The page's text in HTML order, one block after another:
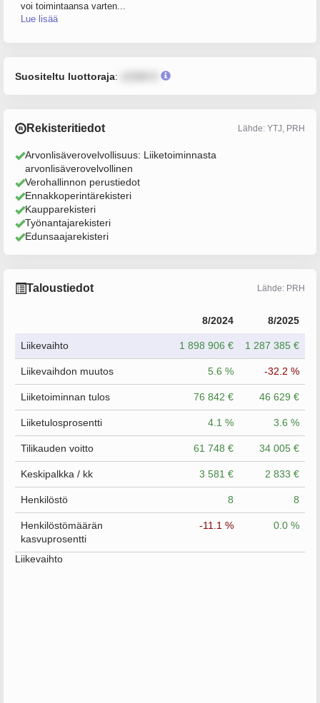
voi toimintaansa varten...
Lue lisää
Suositeltu luottoraja:
Rekisteritiedot Lähde: YTJ, PRH
Arvonlisäverovelvollisuus: Liiketoiminnasta
arvonlisäverovelvollinen
Verohallinnon perustiedot
Ennakkoperintärekisteri
Kaupparekisteri
Työnantajarekisteri
Edunsaajarekisteri
Taloustiedot Lähde: PRH
8/2024 8/2025
Liikevaihto 1 898 906 € 1 287 385 €
Liikevaihdon muutos 5.6 % -32.2 %
Liiketoiminnan tulos 76 842 € 46 629 €
Liiketulosprosentti 4.1 % 3.6 %
Tilikauden voitto 61 748 € 34 005 €
Keskipalkka / kk 3 581 € 2 833 €
Henkilöstö 8 8
Henkilöstömäärän
kasvuprosentti
-11.1 % 0.0 %
Liikevaihto